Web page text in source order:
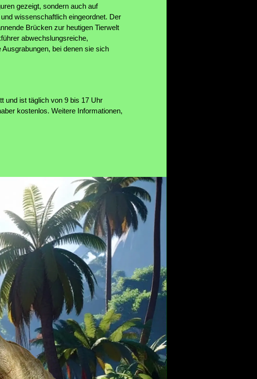
gezeigt, sondern auch auf
wissenschaftlich eingeordnet. Der
Brücken zur heutigen Tierwelt
abwechslungsreiche,
bei denen sie sich
und ist täglich von 9 bis 17 Uhr
kostenlos. Weitere Informationen,